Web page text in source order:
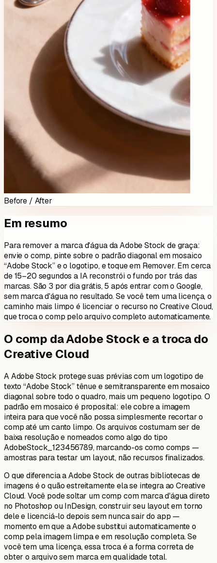
Before / After
Em resumo
Para remover a marca d'água da Adobe Stock de graça:
envie o comp, pinte sobre o padrão diagonal em mosaico
“Adobe Stock” e o logotipo, e toque em Remover. Em cerca
de 15–20 segundos a IA reconstrói o fundo por trás das
marcas. São 3 por dia grátis, 5 após entrar com o Google,
sem marca d'água no resultado. Se você tem uma licença, o
caminho mais limpo é licenciar o recurso no Creative Cloud,
que troca o comp pelo arquivo completo automaticamente.
O comp da Adobe Stock e a troca do
Creative Cloud
A Adobe Stock protege suas prévias com um logotipo de
texto “Adobe Stock” tênue e semitransparente em mosaico
diagonal sobre todo o quadro, mais um pequeno logotipo. O
padrão em mosaico é proposital: ele cobre a imagem
inteira para que você não possa simplesmente recortar o
comp até um canto limpo. Os arquivos costumam ser de
baixa resolução e nomeados como algo do tipo
AdobeStock_123456789, marcando-os como comps —
amostras para testar um layout, não recursos finalizados.
O que diferencia a Adobe Stock de outras bibliotecas de
imagens é o quão estreitamente ela se integra ao Creative
Cloud. Você pode soltar um comp com marca d'água direto
no Photoshop ou InDesign, construir seu layout em torno
dele e licenciá-lo depois sem nunca sair do app —
momento em que a Adobe substitui automaticamente o
comp pela imagem limpa e em resolução completa. Se
você tem uma licença, essa troca é a forma correta de
obter o arquivo sem marca em qualidade total.